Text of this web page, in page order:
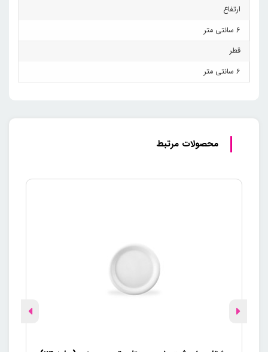
ارتفاع
6 سانتی متر
قطر
6 سانتی متر
محصولات مرتبط